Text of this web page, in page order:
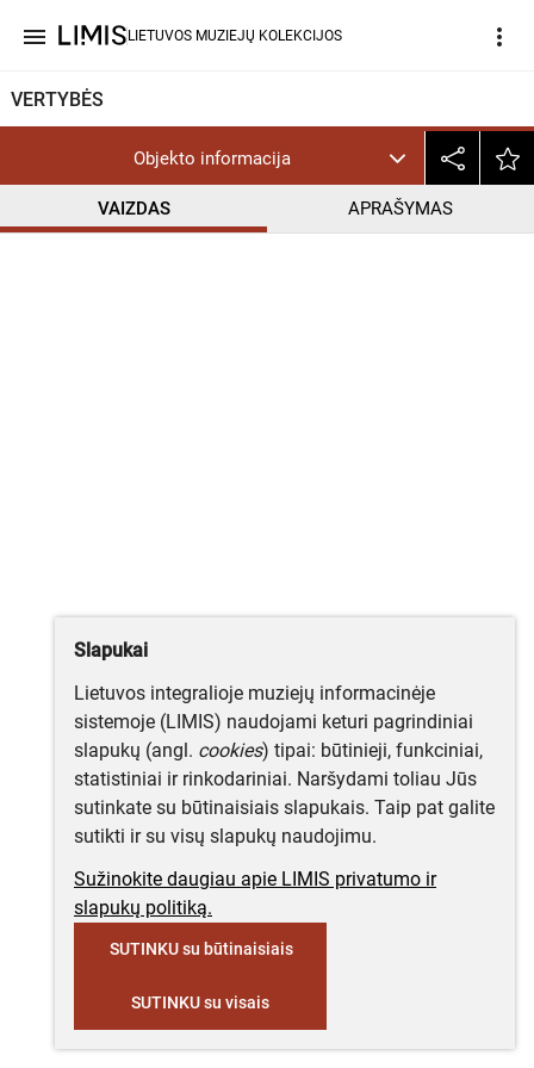
menu LIETUVOS MUZIEJŲ KOLEKCIJOS more_vert
VERTYBĖS
Objekto informacija
VAIZDAS APRAŠYMAS
Slapukai
Lietuvos integralioje muziejų informacinėje
sistemoje (LIMIS) naudojami keturi pagrindiniai
slapukų (angl. cookies) tipai: būtinieji, funkciniai,
statistiniai ir rinkodariniai. Naršydami toliau Jūs
sutinkate su būtinaisiais slapukais. Taip pat galite
sutikti ir su visų slapukų naudojimu.
Sužinokite daugiau apie LIMIS privatumo ir
slapukų politiką.
SUTINKU su būtinaisiais
SUTINKU su visais